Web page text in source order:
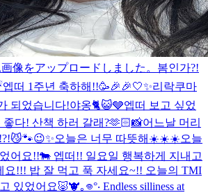
画像をアップロードしました。 봄인가?!
엡떠 1주년 축하해!!🥳🎉🎉🤍✨리락쿠마
되었습니다!야옹🐈😺🩶엡떠 보고 싶었
다! 산책 하러 갈래?🫶🏻📸어느날 머리
😉✨오늘은 너무 따뜻해☀️☀️☀️오늘
어요!!🐄 엡떠!! 일요일 행복하게 지내고
요!!! 밥 잘 먹고 푹 자세요~!! 오늘의 TMI
있었어요🐷🐮｡𖦹°‧ Endless silliness at